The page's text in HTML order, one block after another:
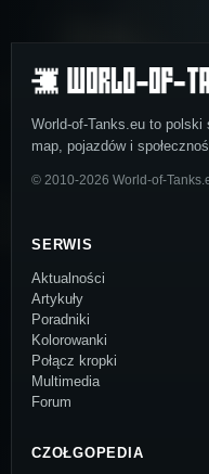
World-of-Tanks.eu to polski
map, pojazdów i
© 2010-2026 World-of-
SERWIS
Aktualności
Artykuły
Poradniki
Kolorowanki
Połącz kropki
Multimedia
Forum
CZOŁGOPEDIA